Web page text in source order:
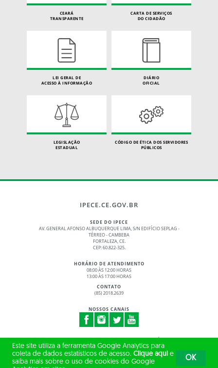
CEARÁ
TRANSPARENTE
CARTA DE SERVIÇOS
DO CIDADÃO
LEI GERAL DE
ACESSO À INFORMAÇÃO
DIÁRIO
OFICIAL
LEGISLAÇÃO
ESTADUAL
CÓDIGO DE ÉTICA DOS SERVIDORES
PÚBLICOS
IPECE.CE.GOV.BR
SEDE DO IPECE
AV. GENERAL AFONSO ALBUQUERQUE LIMA, S/N EDIFÍCIO SEPLAG -
TÉRREO - CAMBEBA
FORTALEZA, CE.
CEP: 60.822-325.
HORÁRIO DE ATENDIMENTO
08:00 ÀS 12:00 HORAS
13:00 ÀS 17:00 HORAS
CONTATO
(85) 2018.2639
NOSSOS CANAIS
© 2017 - 2026 – GOVERNO DO ESTADO DO CEARÁ
TODOS OS DIREITOS RESERVADOS
Este site utiliza a ferramenta Google Analytics para
coleta de dados estatísticos de acesso. Clique aqui e
saiba mais sobre o uso de cookies do Google
OK